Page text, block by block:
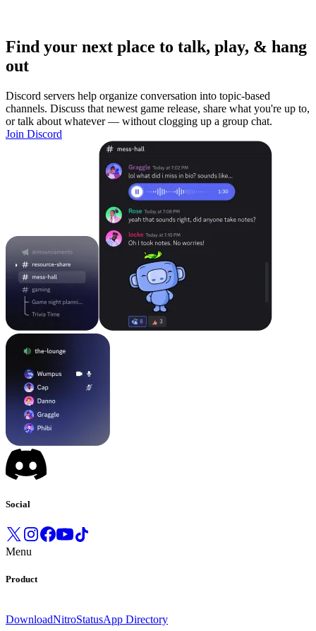
Find your next place to talk, play, & hang
out
Discord servers help organize conversation into topic-based
channels. Discuss that newest game release, share what you're up to,
or talk about whatever — without clogging up a group chat.
Join Discord
Social
Menu
Product
DownloadNitroStatusApp Directory